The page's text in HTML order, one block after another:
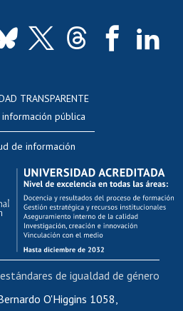
Docentes
docente
académica
al AUCAI
os
de capacitación
del personal
movilidad interna
de renta
TRANSPARENTE
información pública
de información
O'Higgins 1058,
de igualdad de género